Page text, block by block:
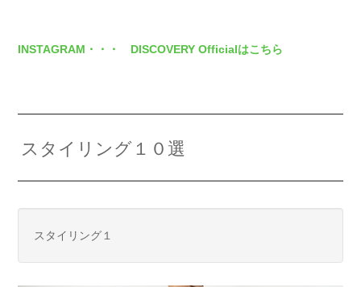
INSTAGRAM・・・ DISCOVERY Officialはこちら
スタイリング１０選
スタイリング１